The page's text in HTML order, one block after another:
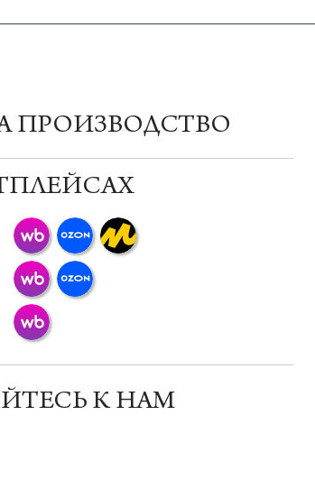
ПРОИЗВОДСТВО
К НАМ